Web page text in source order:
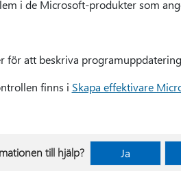
i de Microsoft-produkter som
för att beskriva
finns i Skapa effektivare
till hjälp? Ja